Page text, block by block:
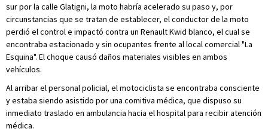
sur por la calle Glatigni, la moto habría acelerado su paso y, por
circunstancias que se tratan de establecer, el conductor de la moto
perdió el control e impactó contra un Renault Kwid blanco, el cual se
encontraba estacionado y sin ocupantes frente al local comercial "La
Esquina". El choque causó daños materiales visibles en ambos
vehículos.
Al arribar el personal policial, el motociclista se encontraba consciente
y estaba siendo asistido por una comitiva médica, que dispuso su
inmediato traslado en ambulancia hacia el hospital para recibir atención
médica.